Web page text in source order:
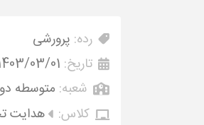
رده: پرورشی
تاریخ: 03/01
شعبه: متوسطه
کلاس:
هدایت